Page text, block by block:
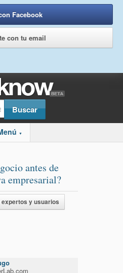
Facebook
con tu email
▼
antes de
empresarial?
expertos y usuarios